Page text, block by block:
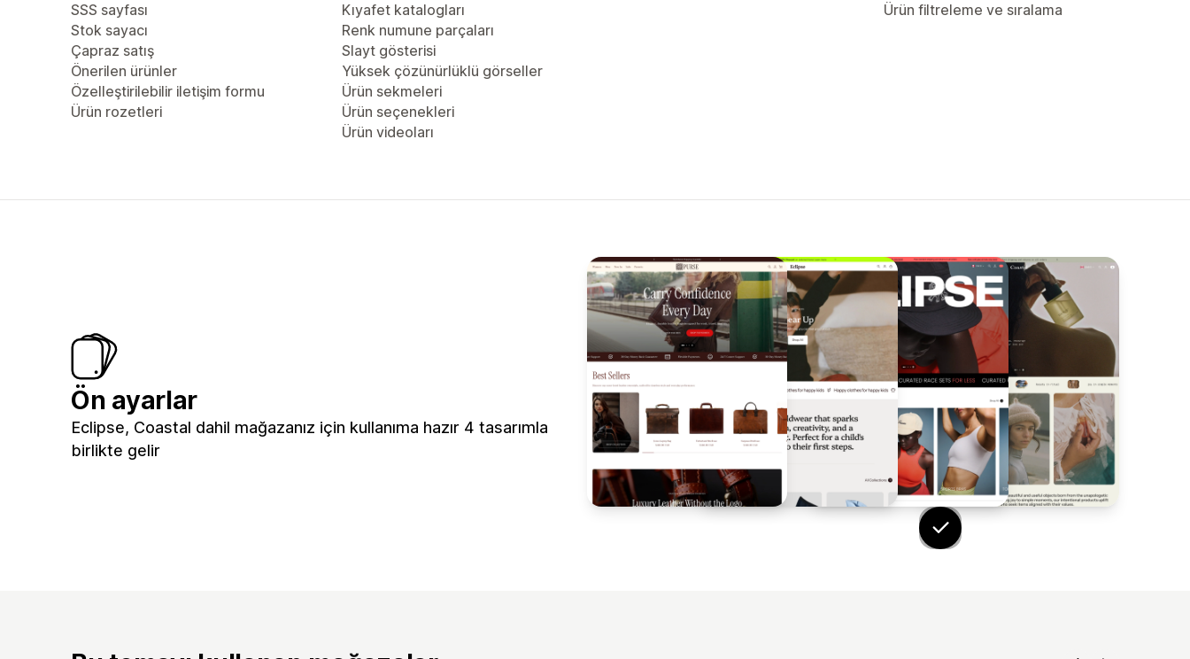
SSS sayfası
Stok sayacı
Çapraz satış
Önerilen ürünler
Özelleştirilebilir iletişim formu
Ürün rozetleri
Kıyafet katalogları
Renk numune parçaları
Slayt gösterisi
Yüksek çözünürlüklü görseller
Ürün sekmeleri
Ürün seçenekleri
Ürün videoları
Ürün filtreleme ve sıralama
Ön ayarlar
Eclipse, Coastal dahil mağazanız için kullanıma hazır 4 tasarımla
birlikte gelir